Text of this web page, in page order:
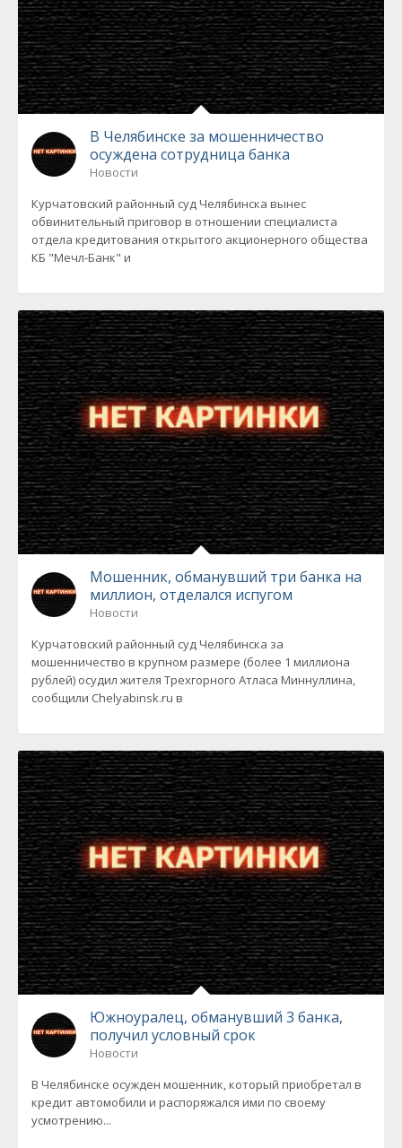
В Челябинске за мошенничество
осуждена сотрудница банка
Новости
Курчатовский районный суд Челябинска вынес
обвинительный приговор в отношении специалиста
отдела кредитования открытого акционерного общества
КБ "Мечл-Банк" и
Мошенник, обманувший три банка на
миллион, отделался испугом
Новости
Курчатовский районный суд Челябинска за
мошенничество в крупном размере (более 1 миллиона
рублей) осудил жителя Трехгорного Атласа Миннуллина,
сообщили Chelyabinsk.ru в
Южноуралец, обманувший 3 банка,
получил условный срок
Новости
В Челябинске осужден мошенник, который приобретал в
кредит автомобили и распоряжался ими по своему
усмотрению...